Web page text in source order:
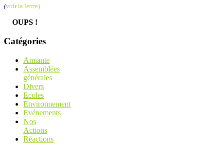
(voir la lettre)
OUPS !
Catégories
Amiante
Assemblées
générales
Divers
Ecoles
Environnement
Evénements
Nos
Actions
Réactions